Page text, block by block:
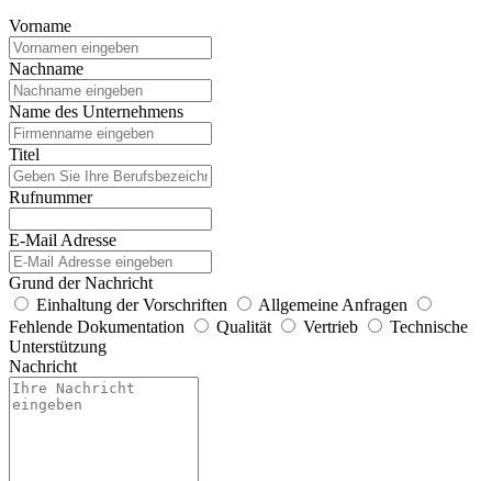
Vorname
Nachname
Name des Unternehmens
Titel
Rufnummer
E-Mail Adresse
Grund der Nachricht
Einhaltung der Vorschriften
Allgemeine Anfragen
Fehlende Dokumentation
Qualität Vertrieb
Technische
Unterstützung
Nachricht